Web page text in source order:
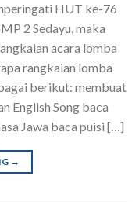
HUT ke-76
2 Sedayu, maka
acara lomba
rangkaian lomba
berikut: membuat
English Song baca
Jawa baca puisi […]
→